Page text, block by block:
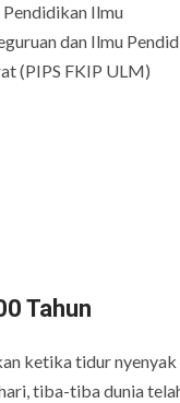
Ilmu
dan Ilmu
(PIPS FKIP ULM)
Tahun
ketika tidur nyenyak
tiba-tiba dunia